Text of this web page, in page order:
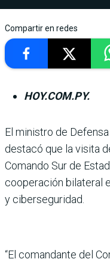
Compartir en redes
HOY.COM.PY.
El ministro de
destacó que la visita
Comando Sur de
cooperación bila­teral
y ciberseguridad.
“El comandante del